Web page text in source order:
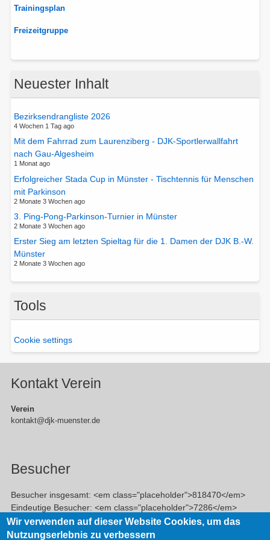
Trainingsplan
Freizeitgruppe
Neuester Inhalt
Bezirksendrangliste 2026
4 Wochen 1 Tag ago
Mit dem Fahrrad zum Laurenziberg - DJK-Sportlerwallfahrt
nach Gau-Algesheim
1 Monat ago
Erfolgreicher Stada Cup in Münster - Tischtennis für Menschen
mit Parkinson
2 Monate 3 Wochen ago
3. Ping-Pong-Parkinson-Turnier in Münster
2 Monate 3 Wochen ago
Erster Sieg am letzten Spieltag für die 1. Damen der DJK B.-W.
Münster
2 Monate 3 Wochen ago
Tools
Cookie settings
Kontakt Verein
Verein
kontakt@djk-muenster.de
Besucher
Besucher insgesamt: <em class="placeholder">818470</em>
Eindeutige Besucher: <em class="placeholder">7286</em>
Veröffentlichte Beiträge: <em class="placeholder">756</em>
Wir verwenden auf dieser Website Cookies, um das
Nutzungserlebnis zu verbessern